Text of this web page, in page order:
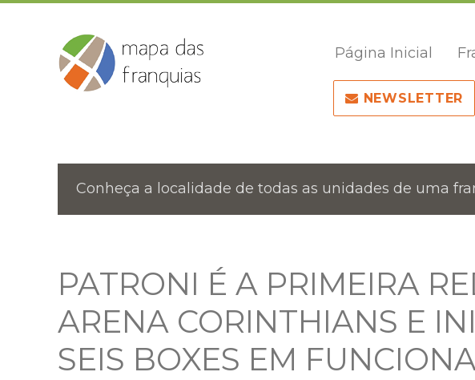
Página Inicial
NEWSLETTER
Conheça a localidade de todas as unidades de uma
PATRONI É A PRIMEIRA
ARENA CORINTHIANS E
SEIS BOXES EM